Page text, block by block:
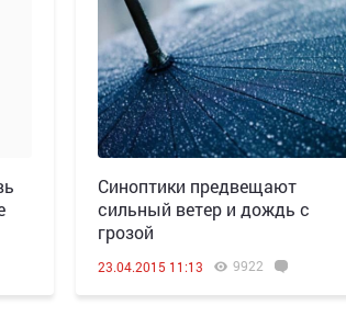
Синоптики предвещают
сильный ветер и дождь с
грозой
23.04.2015 11:13 9922